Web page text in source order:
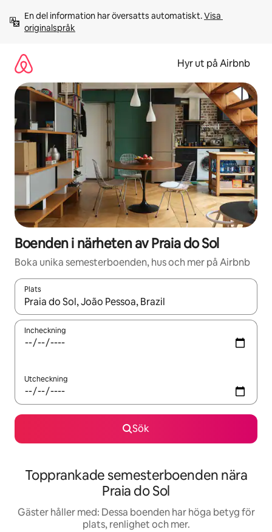
innehåll
En del information har översatts automatiskt. Visa
originalspråk
Hyr ut på Airbnb
Boenden i närheten av Praia do Sol
Boka unika semesterboenden, hus och mer på Airbnb
Plats
När resultaten är tillgängliga kan du navigera med upp- och
Incheckning
Utcheckning
Sök
Topprankade semesterboenden nära
Praia do Sol
Gäster håller med: Dessa boenden har höga betyg för
plats, renlighet och mer.